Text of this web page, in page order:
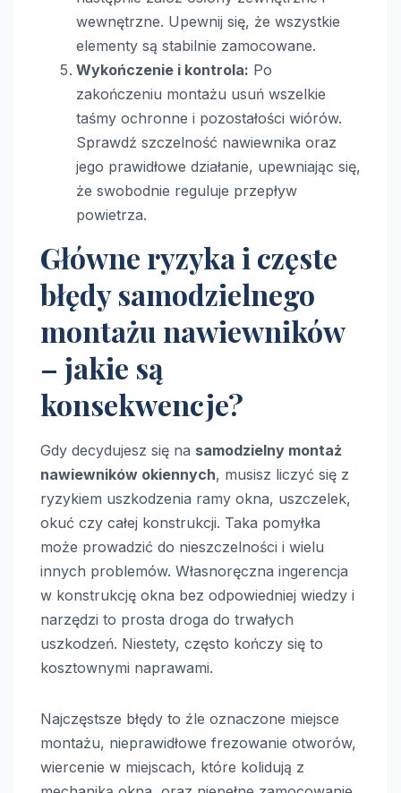
wewnętrzne. Upewnij się, że wszystkie
elementy są stabilnie zamocowane.
Wykończenie i kontrola: Po
zakończeniu montażu usuń wszelkie
taśmy ochronne i pozostałości wiórów.
Sprawdź szczelność nawiewnika oraz
jego prawidłowe działanie, upewniając się,
że swobodnie reguluje przepływ
powietrza.
Główne ryzyka i częste
błędy samodzielnego
montażu nawiewników
– jakie są
konsekwencje?
Gdy decydujesz się na samodzielny montaż
nawiewników okiennych, musisz liczyć się z
ryzykiem uszkodzenia ramy okna, uszczelek,
okuć czy całej konstrukcji. Taka pomyłka
może prowadzić do nieszczelności i wielu
innych problemów. Własnoręczna ingerencja
w konstrukcję okna bez odpowiedniej wiedzy i
narzędzi to prosta droga do trwałych
uszkodzeń. Niestety, często kończy się to
kosztownymi naprawami.
Najczęstsze błędy to źle oznaczone miejsce
montażu, nieprawidłowe frezowanie otworów,
wiercenie w miejscach, które kolidują z